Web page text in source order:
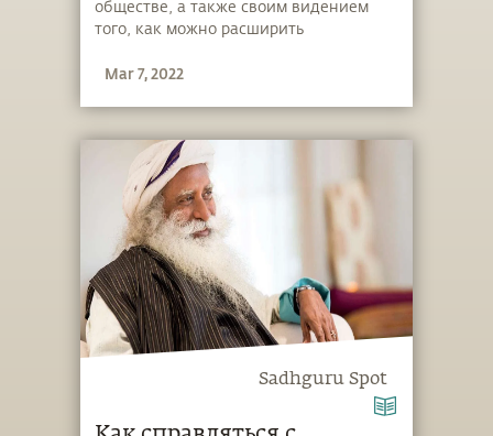
обществе, а также своим видением
того, как можно расширить
людей, и для всего человечества в
началом внутри вас — это
единственный способ познать более
глубокие измерения жизни как
интеллектуально, так и эмпирически».
Mar 7, 2022
Sadhguru Spot